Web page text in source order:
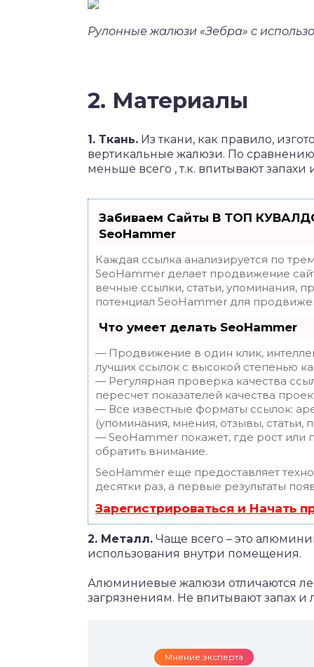
Рулонные жалюзи «Зебра» с
2. Материалы
1. Ткань. Из ткани, как правило,
вертикальные жалюзи. По
меньше всего , т.к. впитывают
Забиваем Сайты В ТОП
SeoHammer
Каждая ссылка анализируется по
SeoHammer делает продвижение
вечные ссылки, статьи, упоминания,
потенциал SeoHammer для
Что умеет делать SeoHammer
— Продвижение в один клик,
лучших ссылок с высокой степенью
— Регулярная проверка качества
пересчет показателей качества
— Все известные форматы ссылок:
(упоминания, мнения, отзывы, статьи,
— SeoHammer покажет, где рост или
обратить внимание.
SeoHammer еще предоставляет
десятки раз, а первые результаты
Зарегистрироваться и Начать
2. Металл. Чаще всего – это
использования внутри помещения.
Алюминиевые жалюзи отличаются
загрязнениям. Не впитывают запах и
Мнение эксперта